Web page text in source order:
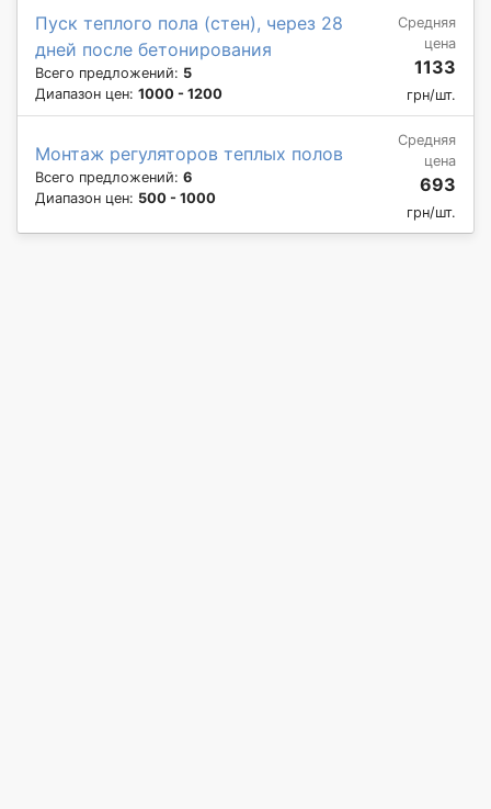
Пуск теплого пола (стен), через 28
дней после бетонирования
Всего предложений: 5
Диапазон цен: 1000 - 1200
Средняя
цена
1133
грн/шт.
Монтаж регуляторов теплых полов
Всего предложений: 6
Диапазон цен: 500 - 1000
Средняя
цена
693
грн/шт.